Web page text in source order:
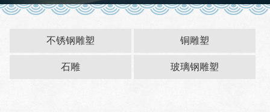
关于我们
联系我们
不锈钢雕塑 铜雕塑
石雕 玻璃钢雕塑